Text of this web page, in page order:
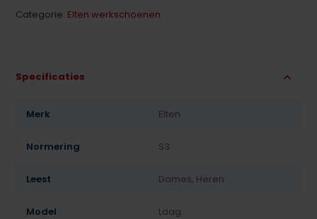
Categorie: Elten werkschoenen
Specificaties
Merk Elten
Normering S3
Leest Dames, Heren
Model Laag